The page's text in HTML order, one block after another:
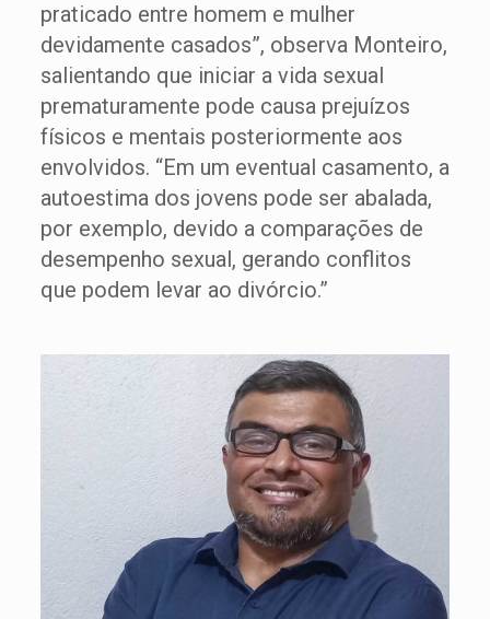
praticado entre homem e mulher
devidamente casados”, observa Monteiro,
salientando que iniciar a vida sexual
prematuramente pode causa prejuízos
físicos e mentais posteriormente aos
envolvidos. “Em um eventual casamento, a
autoestima dos jovens pode ser abalada,
por exemplo, devido a comparações de
desempenho sexual, gerando conflitos
que podem levar ao divórcio.”